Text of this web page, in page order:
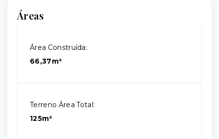
Áreas
Área Construída:
66,37m²
Terreno Área Total:
125m²